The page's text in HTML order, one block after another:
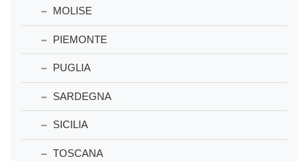
MOLISE
PIEMONTE
PUGLIA
SARDEGNA
SICILIA
TOSCANA